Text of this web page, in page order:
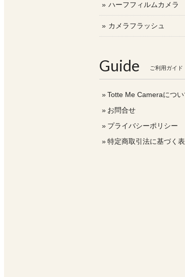
ハーフフィルムカメラ
カメラフラッシュ
Guide ご利用ガイド
Totte Me Cameraについ
お問合せ
プライバシーポリシー
特定商取引法に基づく